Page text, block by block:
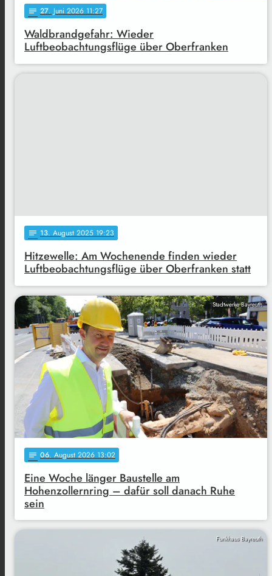
notes 27. Juni 2026 11:27
Waldbrandgefahr: Wieder
Luftbeobachtungsflüge über Oberfranken
notes 13. August 2025 19:23
Hitzewelle: Am Wochenende finden wieder
Luftbeobachtungsflüge über Oberfranken statt
Stadtwerke Bayreuth
notes 06. August 2026 13:02
Eine Woche länger Baustelle am
Hohenzollernring – dafür soll danach Ruhe
sein
Funkhaus Bayreuth